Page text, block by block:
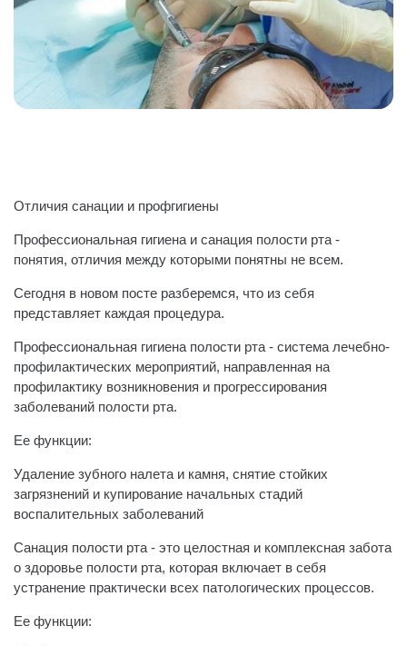
Отличия санации и профгигиены
Профессиональная гигиена и санация полости рта -
понятия, отличия между которыми понятны не всем.
Сегодня в новом посте разберемся, что из себя
представляет каждая процедура.
Профессиональная гигиена полости рта - система лечебно-
профилактических мероприятий, направленная на
профилактику возникновения и прогрессирования
заболеваний полости рта.
Ее функции:
Удаление зубного налета и камня, снятие стойких
загрязнений и купирование начальных стадий
воспалительных заболеваний
Санация полости рта - это целостная и комплексная забота
о здоровье полости рта, которая включает в себя
устранение практически всех патологических процессов.
Ее функции: